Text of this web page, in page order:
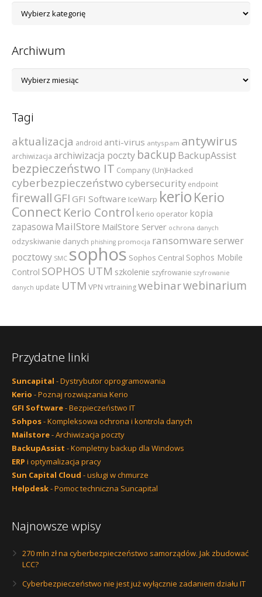
kategorii
Archiwum
Tagi
aktualizacja android anti-virus antyspam antywirus
archiwizacja archiwizacja poczty backup BackupAssist
bezpieczeństwo IT Company (Un)Hacked
cyberbezpieczeństwocybersecurity endpoint
firewall GFI GFI Software IceWarp kerio Kerio
Connect Kerio Control kerio operator kopia
zapasowa MailStore MailStore Server ochrona danych
odzyskiwanie danych phishing promocja ransomware serwer
pocztowy SMC sophos Sophos Central Sophos Mobile
Control SOPHOS UTM szkolenie szyfrowanie szyfrowanie
danych update UTM VPN vrtrainingwebinarwebinarium
Przydatne linki
Suncapital - Dystrybutor oprogramowania
Kerio - Poznaj rozwiązania Kerio
GFI Software- Bezpieczeństwo IT
Sohpos- Kompleksowa ochrona i kontrola danych
Mailstore- Archiwizacja poczty
BackupAssist - Kompletny backup dla Windows
ERP i optymalizacja pracy
Sun Capital Cloud - usługi w chmurze
Helpdesk- Pomoc techniczna Suncapital
Najnowsze wpisy
270 mln zł na cyberbezpieczeństwo samorządów. Jak zbudować
LCC?
Cyberbezpieczeństwo nie jest już wyłącznie zadaniem działu IT